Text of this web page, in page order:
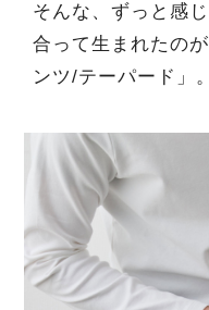
そんな、ずっと感
合って生まれたの
ンツ/テーパード」。